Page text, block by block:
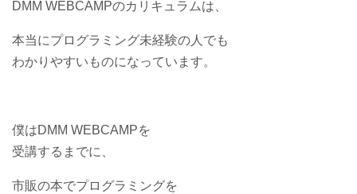
DMM WEBCAMPのカリキュラムは、
本当にプログラミング未経験の人でも
わかりやすいものになっています。
僕はDMM WEBCAMPを
受講するまでに、
市販の本でプログラミングを